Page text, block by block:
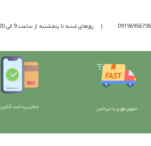
| روزهای شنبه تا پنجشنبه از ساعت 9 الی 20 پاسخگوی شما هستیم
تحویل فوری با تیپاکس امکان پرداخت آنلاین